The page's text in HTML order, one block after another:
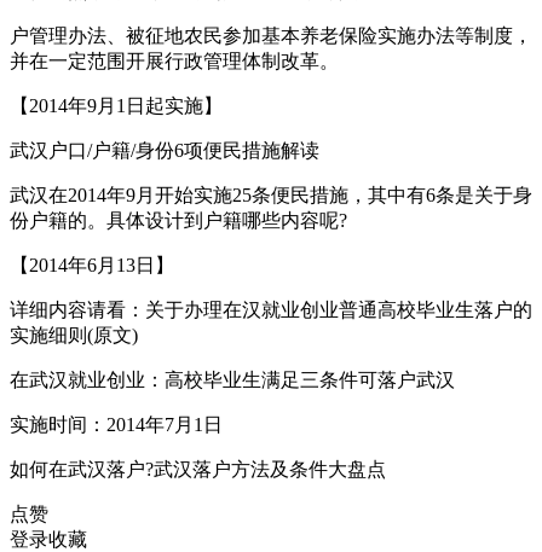
户管理办法、被征地农民参加基本养老保险实施办法等制度，
并在一定范围开展行政管理体制改革。
【2014年9月1日起实施】
武汉户口/户籍/身份6项便民措施解读
武汉在2014年9月开始实施25条便民措施，其中有6条是关于身
份户籍的。具体设计到户籍哪些内容呢?
【2014年6月13日】
详细内容请看：关于办理在汉就业创业普通高校毕业生落户的
实施细则(原文)
在武汉就业创业：高校毕业生满足三条件可落户武汉
实施时间：2014年7月1日
如何在武汉落户?武汉落户方法及条件大盘点
点赞
登录收藏